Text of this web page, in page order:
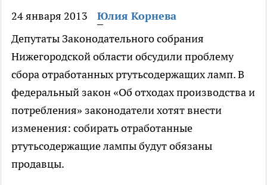
24 января 2013
Юлия Корнева
Депутаты Законодательного собрания
Нижегородской области обсудили проблему
сбора отработанных ртутьсодержащих ламп. В
федеральный закон «Об отходах производства и
потребления» законодатели хотят внести
изменения: собирать отработанные
ртутьсодержащие лампы будут обязаны
продавцы.